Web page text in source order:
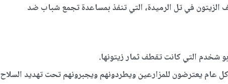
الزيتون في تل الرميدة، التي تنفذ بمساعدة تجمع شباب ضد
شخدم التي كانت تقطف ثمار زيتونها.
عام يعترضون للمزارعين ويطردونهم ويجبرونهم تحت تهديد السلاح